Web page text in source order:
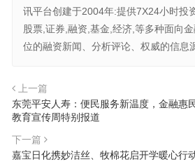
讯平台创建于2004年:提供7X24小时投
股票,证券,融资,基金,经济,等多种面向
位的融资新闻、分析评论、权威的信息
上一篇
东莞平安人寿：便民服务新温度，金融
教育宣传周特别报道
下一篇
嘉宝日化携妙洁丝、牧棉花启开学暖心行